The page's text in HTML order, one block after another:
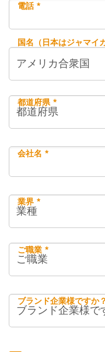
電話 *
国名（日本はジャマイ
都道府県 *
会社名 *
業界 *
ご職業 *
ブランド企業様ですか